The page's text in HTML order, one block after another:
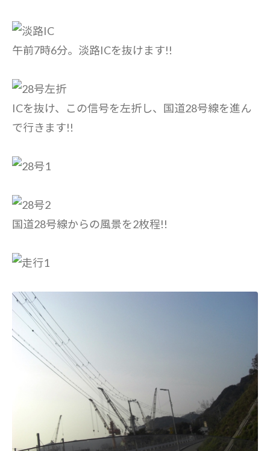
午前7時6分。淡路ICを抜けます!!
ICを抜け、この信号を左折し、国道28号線を進ん
で行きます!!
国道28号線からの風景を2枚程!!